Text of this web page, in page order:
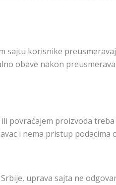
sajtu korisnike
obave nakon
povraćajem proizvoda
i nema pristup podacima
uprava sajta ne